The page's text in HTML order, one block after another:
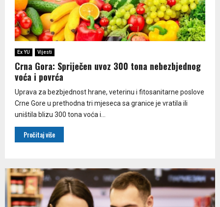
Ex YU Vijesti
Crna Gora: Spriječen uvoz 300 tona nebezbjednog
voća i povrća
Uprava za bezbjednost hrane, veterinu i fitosanitarne poslove
Crne Gore u prethodna tri mjeseca sa granice je vratila ili
uništila blizu 300 tona voća i...
Pročitaj više